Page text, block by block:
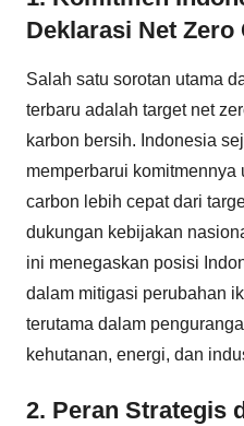
Deklarasi Net Zero
Salah satu sorotan utama
terbaru adalah target net
karbon bersih. Indonesia
memperbarui komitmennya
carbon lebih cepat dari
dukungan kebijakan
ini menegaskan posisi
dalam mitigasi perubahan
terutama dalam
kehutanan, energi, dan
2. Peran Strategis